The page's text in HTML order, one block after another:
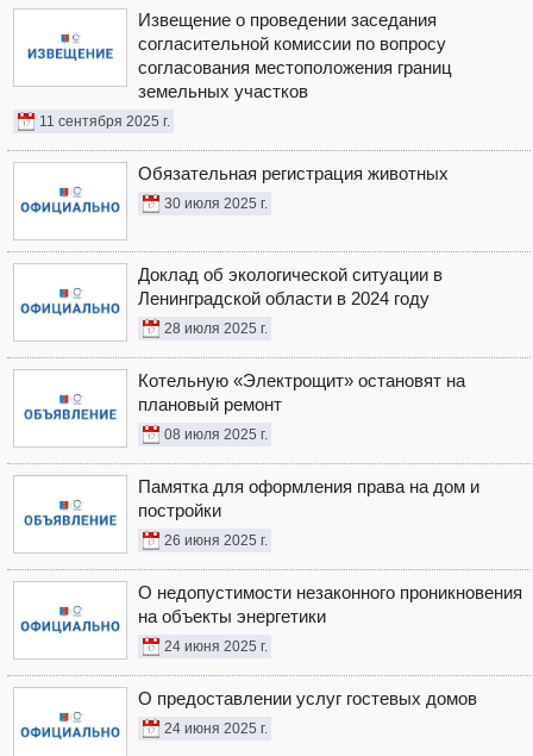
Извещение о проведении заседания
согласительной комиссии по вопросу
согласования местоположения границ
земельных участков
11 сентября 2025 г.
Обязательная регистрация животных
30 июля 2025 г.
Доклад об экологической ситуации в
Ленинградской области в 2024 году
28 июля 2025 г.
Котельную «Электрощит» остановят на
плановый ремонт
08 июля 2025 г.
Памятка для оформления права на дом и
постройки
26 июня 2025 г.
О недопустимости незаконного проникновения
на объекты энергетики
24 июня 2025 г.
О предоставлении услуг гостевых домов
24 июня 2025 г.